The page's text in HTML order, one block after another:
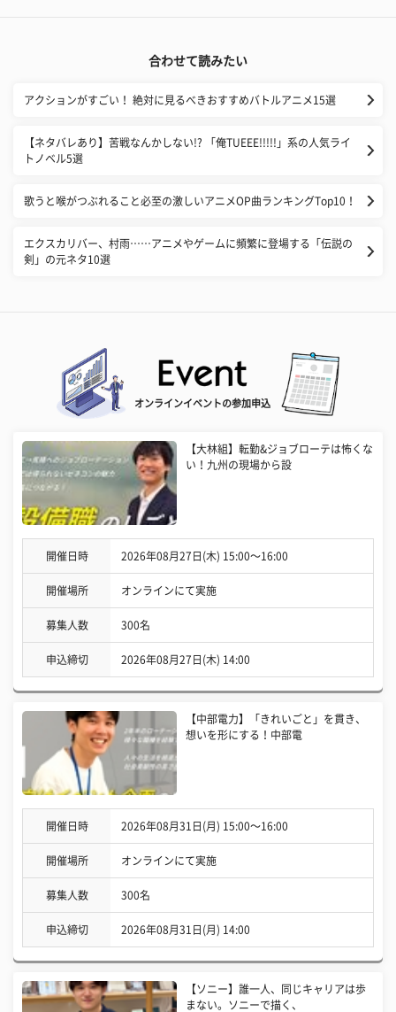
合わせて読みたい
アクションがすごい！ 絶対に見るべきおすすめバトルアニメ15選
【ネタバレあり】苦戦なんかしない!? 「俺TUEEE!!!!!」系の人気ライ
トノベル5選
歌うと喉がつぶれること必至の激しいアニメOP曲ランキングTop10！
エクスカリバー、村雨……アニメやゲームに頻繁に登場する「伝説の
剣」の元ネタ10選
オンラインイベントの参加申込
【大林組】転勤&ジョブローテは怖くな
い！九州の現場から設
開催日時 2026年08月27日(木) 15:00〜16:00
開催場所 オンラインにて実施
募集人数 300名
申込締切 2026年08月27日(木) 14:00
【中部電力】「きれいごと」を貫き、
想いを形にする！中部電
開催日時 2026年08月31日(月) 15:00〜16:00
開催場所 オンラインにて実施
募集人数 300名
申込締切 2026年08月31日(月) 14:00
【ソニー】誰一人、同じキャリアは歩
まない。ソニーで描く、